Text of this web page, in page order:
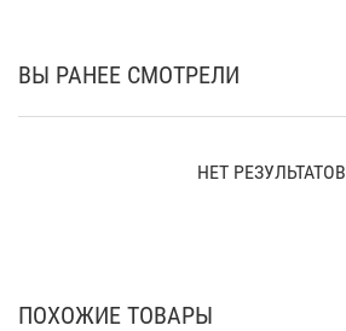
ВЫ РАНЕЕ СМОТРЕЛИ
НЕТ РЕЗУЛЬТАТОВ
ПОХОЖИЕ ТОВАРЫ